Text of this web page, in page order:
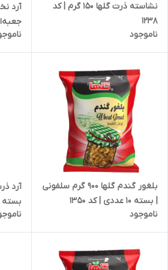
نشاسته ذرت گلها 150 گرم | کد
1238
ناموجود
جعبه‌ای |
بلغور گندم گلها 900 گرم سلفونی
| بسته 10 عددی | کد 1350
ناموجود
بسته 12 عددی | کد 1408